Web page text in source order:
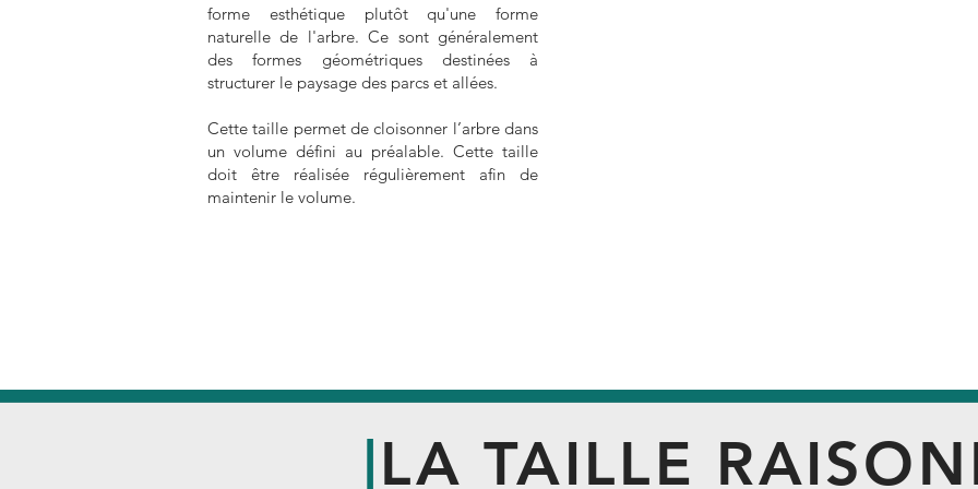
forme esthétique plutôt qu'une forme
naturelle de l'arbre. Ce sont généralement
des formes géométriques destinées à
structurer le paysage des parcs et allées.
Cette taille permet de cloisonner l’arbre dans
un volume défini au préalable. Cette taille
doit être réalisée régulièrement afin de
maintenir le volume.
LA TAILLE